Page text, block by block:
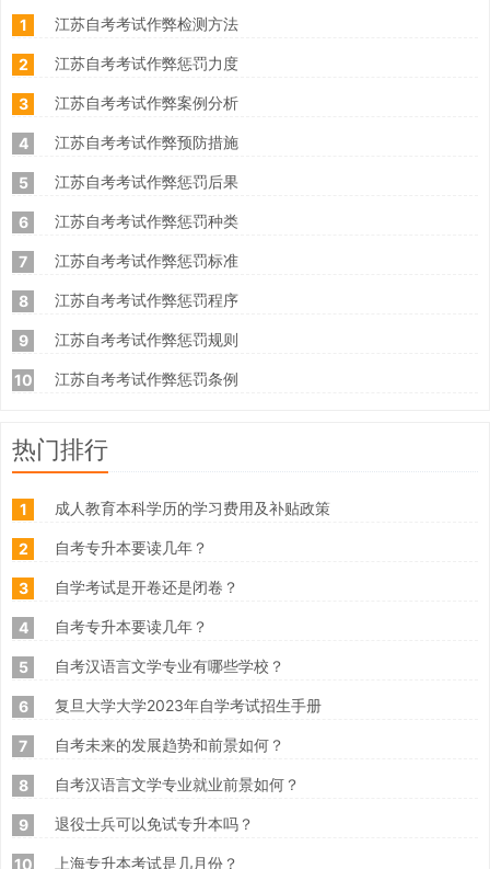
1 江苏自考考试作弊检测方法
2 江苏自考考试作弊惩罚力度
3 江苏自考考试作弊案例分析
4 江苏自考考试作弊预防措施
5 江苏自考考试作弊惩罚后果
6 江苏自考考试作弊惩罚种类
7 江苏自考考试作弊惩罚标准
8 江苏自考考试作弊惩罚程序
9 江苏自考考试作弊惩罚规则
10 江苏自考考试作弊惩罚条例
热门排行
1 成人教育本科学历的学习费用及补贴政策
2 自考专升本要读几年？
3 自学考试是开卷还是闭卷？
4 自考专升本要读几年？
5 自考汉语言文学专业有哪些学校？
6 复旦大学大学2023年自学考试招生手册
7 自考未来的发展趋势和前景如何？
8 自考汉语言文学专业就业前景如何？
9 退役士兵可以免试专升本吗？
10 上海专升本考试是几月份？